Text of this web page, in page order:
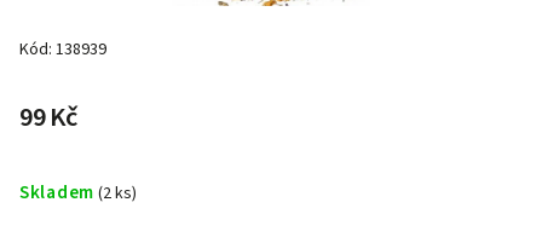
Kód: 138939
99 Kč
Skladem (2 ks)